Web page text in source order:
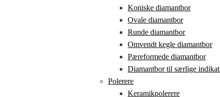
Koniske diamantbor
Ovale diamantbor
Runde diamantbor
Omvendt kegle diamantbor
Pæreformede diamantbor
Diamantbor til særlige
Polerere
Keramikpolerere